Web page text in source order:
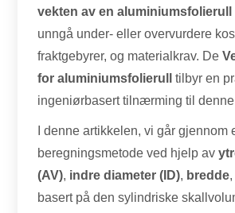
vekten av en aluminiumsfolierull
unngå under- eller overvurdere
fraktgebyrer, og materialkrav. De
for aluminiumsfolierull
tilbyr en
ingeniørbasert tilnærming til
I denne artikkelen, vi går gjennom
beregningsmetode ved hjelp av
(AV), indre diameter (ID), bredde
basert på den sylindriske